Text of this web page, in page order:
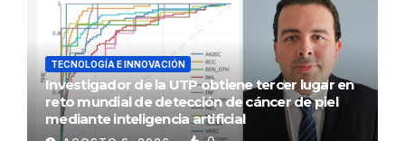
TECNOLOGÍA E INNOVACIÓN
Investigador de la UTP obtiene tercer lugar en
reto mundial de detección de cáncer de piel
mediante inteligencia artificial